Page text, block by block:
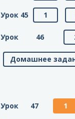
Урок 45 1
Урок 46
Домашнее
Урок 47 1